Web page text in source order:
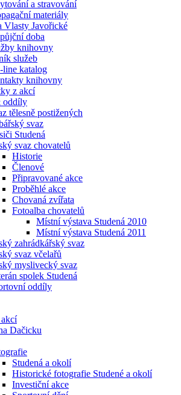
a stravování
materiály
Vlasty Javořické
doba
knihovny
služeb
line katalog
knihovny
z akcí
oddíly
tělesně postižených
svaz
Studená
svaz chovatelů
Historie
Členové
Připravované akce
Proběhlé akce
Chovaná zvířata
Fotoalba chovatelů
Místní výstava Studená 2010
Místní výstava Studená 2011
zahrádkářský svaz
svaz včelařů
myslivecký svaz
spolek Studená
oddíly
Dačicku
Studená a okolí
Historické fotografie Studené a okolí
Investiční akce